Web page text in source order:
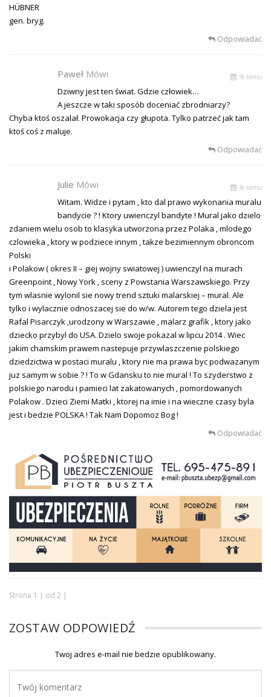
HÜBNER
gen. bryg.
Odpowiadać
Paweł Mówi % temu
Dziwny jest ten świat. Gdzie człowiek…
A jeszcze w taki sposób doceniać zbrodniarzy?
Chyba ktoś oszalał. Prowokacja czy głupota. Tylko patrzeć jak tam
ktoś coś z maluje.
Odpowiadać
Julie Mówi % temu
Witam. Widze i pytam , kto dal prawo wykonania muralu
bandycie ? ! Ktory uwienczyl bandyte ! Mural jako dzielo
zdaniem wielu osob to klasyka utworzona przez Polaka , mlodego
czlowieka , ktory w podziece innym , takze bezimiennym obroncom
Polski
i Polakow ( okres II – giej wojny swiatowej ) uwienczyl na murach
Greenpoint , Nowy York , sceny z Powstania Warszawskiego. Przy
tym wlasnie wylonil sie nowy trend sztuki malarskiej – mural. Ale
tylko i wylacznie odnoszacej sie do w/w. Autorem tego dziela jest
Rafal Pisarczyk ,urodzony w Warszawie , malarz grafik , ktory jako
dziecko przybyl do USA. Dzielo swoje pokazal w lipcu 2014 . Wiec
jakim chamskim prawem nastepuje przywlaszczenie polskiego
dziedzictwa w postaci muralu , ktory nie ma prawa byc podwazanym
juz samym w sobie ? ! To w Gdansku to nie mural ! To szyderstwo z
polskiego narodu i pamieci lat zakatowanych , pomordowanych
Polakow . Dzieci Ziemi Matki , ktorej na imie i na wieczne czasy byla
jest i bedzie POLSKA ! Tak Nam Dopomoz Bog !
Odpowiadać
Strona 1 | od 2 |
ZOSTAW ODPOWIEDŹ
Twoj adres e-mail nie bedzie opublikowany.